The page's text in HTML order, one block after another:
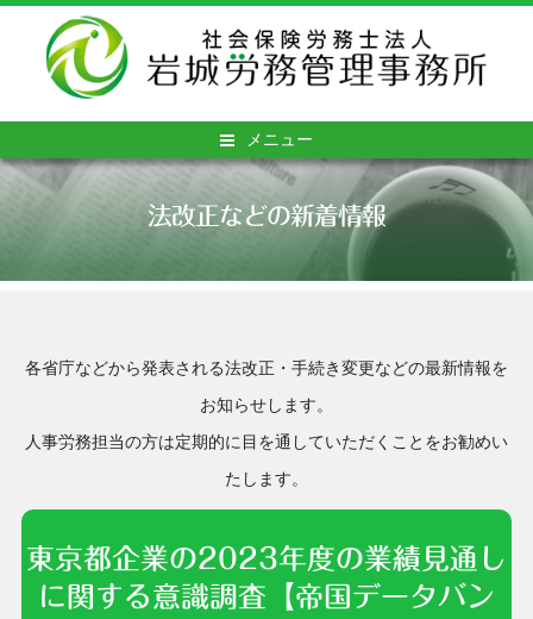
メニュー
法改正などの新着情報
各省庁などから発表される法改正・手続き変更などの最新情報を
お知らせします。
人事労務担当の方は定期的に目を通していただくことをお勧めい
たします。
東京都企業の2023年度の業績見通し
に関する意識調査【帝国データバン